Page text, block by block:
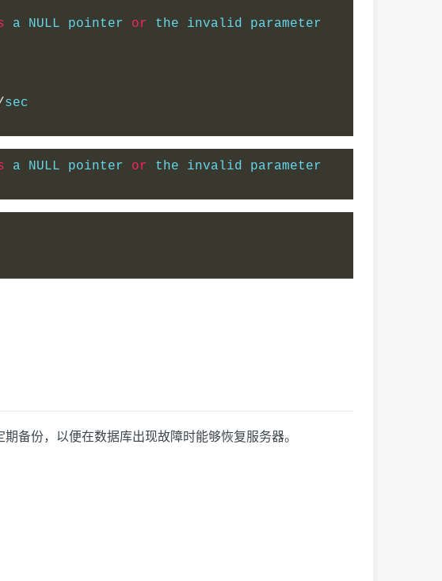
a NULL pointer or the invalid parameter
sec
a NULL pointer or the invalid parameter
备份，以便在数据库出现故障时能够恢复服务器。